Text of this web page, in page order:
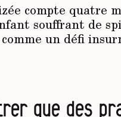
compte quatre
souffrant de
un défi
que des